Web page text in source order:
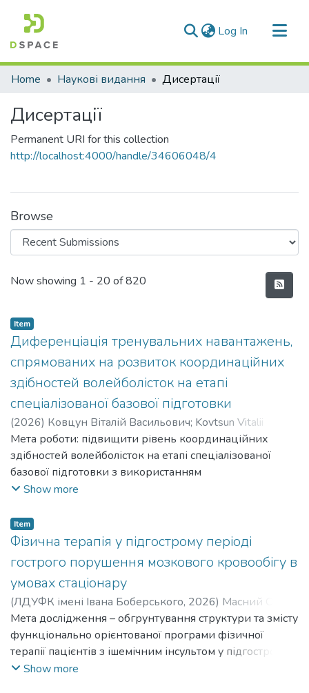
Log In (current)
Communities & Collections
Statistics
Home Наукові видання Дисертації
Дисертації
Permanent URI for this collection
http://localhost:4000/handle/34606048/4
Browse
Recent Submissions
Now showing 1 - 20 of 820
Item
Диференціація тренувальних навантажень,
спрямованих на розвиток координаційних
здібностей волейболісток на етапі
спеціалізованої базової підготовки
(2026) Ковцун Віталій Васильович; Kovtsun Vitalii
Vasylovych
Мета роботи: підвищити рівень координаційних
здібностей волейболісток на етапі спеціалізованої
базової підготовки з використанням
диференційованого підходу. The purpose of the work:
players at the stage of specialized basic training using a
differentiated approach.
Show more
Item
Фізична терапія у підгострому періоді
гострого порушення мозкового кровообігу в
умовах стаціонару
(ЛДУФК імені Івана Боберського, 2026) Масний Олег
Олегович;Masnyi Oleh Olehovych
Мета дослідження – обгрунтування структури та змісту
функціонально орієнтованої програми фізичної
терапії пацієнтів з ішемічним інсультом у підгострому
періоді в умовах стаціонару та визначення її
Show more